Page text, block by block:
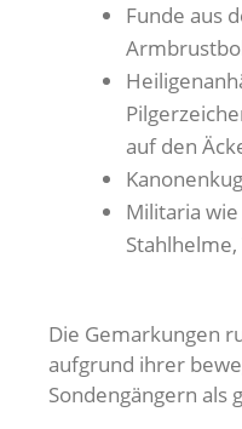
Funde aus
auf den
Militaria
Die Gemarkungen
aufgrund ihrer
Sondengängern als